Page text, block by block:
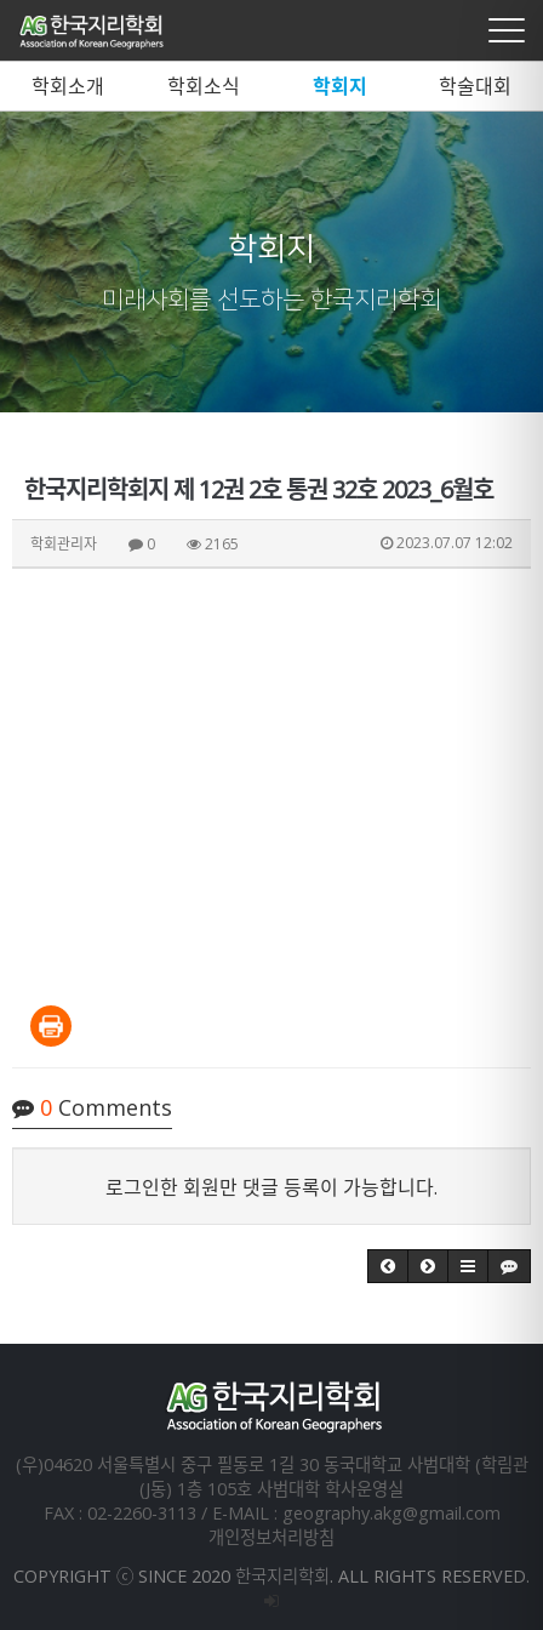
학회소개 학회소식 학회지 학술대회
학회지
미래사회를 선도하는 한국지리학회
한국지리학회지 제 12권 2호 통권 32호 2023_6월호
학회관리자 0 2165 2023.07.07 12:02
0 Comments
로그인한 회원만 댓글 등록이 가능합니다.
(우)04620 서울특별시 중구 필동로 1길 30 동국대학교 사범대학 (학림관
(J동) 1층 105호 사범대학 학사운영실
FAX : 02-2260-3113 / E-MAIL : geography.akg@gmail.com
개인정보처리방침
COPYRIGHT ⓒ SINCE 2020 한국지리학회. ALL RIGHTS RESERVED.